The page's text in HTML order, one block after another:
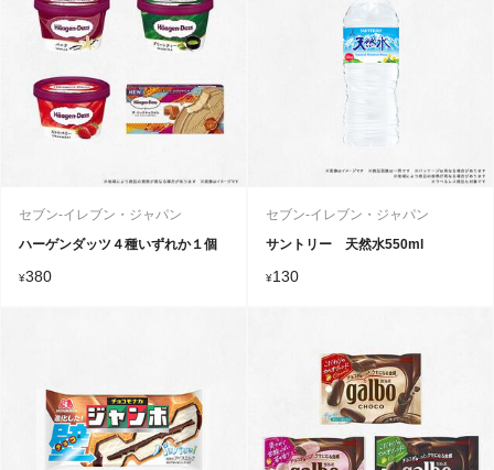
セブン-イレブン・ジャパン
ハーゲンダッツ４種いずれか１個
¥380
セブン-イレブン・ジャパン
サントリー 天然水550ml
¥130